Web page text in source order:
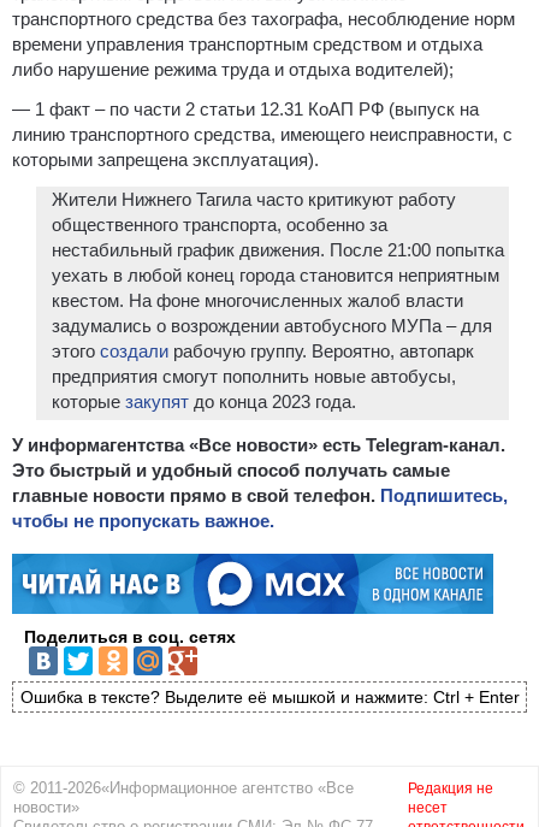
транспортного средства без тахографа, несоблюдение норм
времени управления транспортным средством и отдыха
либо нарушение режима труда и отдыха водителей);
— 1 факт – по части 2 статьи 12.31 КоАП РФ (выпуск на
линию транспортного средства, имеющего неисправности, с
которыми запрещена эксплуатация).
Жители Нижнего Тагила часто критикуют работу
общественного транспорта, особенно за
нестабильный график движения. После 21:00 попытка
уехать в любой конец города становится неприятным
квестом. На фоне многочисленных жалоб власти
задумались о возрождении автобусного МУПа – для
этого создали рабочую группу. Вероятно, автопарк
предприятия смогут пополнить новые автобусы,
которые закупят до конца 2023 года.
У информагентства «Все новости» есть Telegram-канал.
Это быстрый и удобный способ получать самые
главные новости прямо в свой телефон. Подпишитесь,
чтобы не пропускать важное.
Поделиться в соц. сетях
Ошибка в тексте? Выделите её мышкой и нажмите: Ctrl + Enter
© 2011-2026«Информационное агентство «Все
новости»
Редакция не
несет